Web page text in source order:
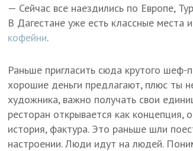
— Сейчас все наездились по Европе,
В Дагестане уже есть классные места
кофейни.
Раньше пригласить сюда крутого шеф-
хорошие деньги предлагают, плюс ты
художника, важно получать свои
ресторан открывается как
история, фактура. Это раньше шли
настроении. Люди идут на людей.